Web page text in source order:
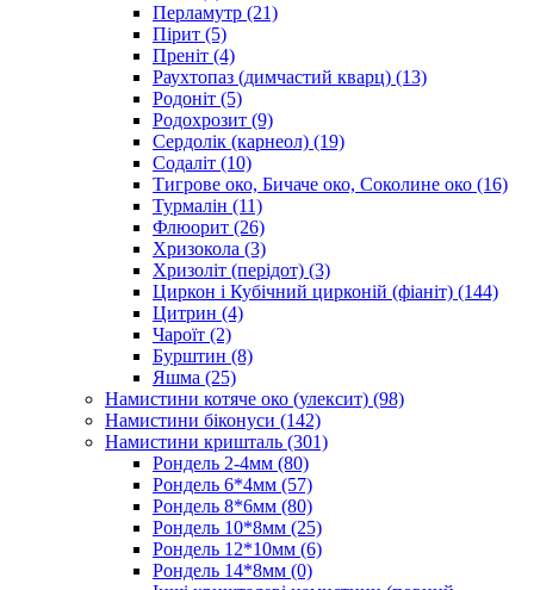
Перламутр (21)
Пірит (5)
Преніт (4)
Раухтопаз (димчастий кварц) (13)
Родоніт (5)
Родохрозит (9)
Сердолік (карнеол) (19)
Содаліт (10)
Тигрове око, Бичаче око, Соколине око (16)
Турмалін (11)
Флюорит (26)
Хризокола (3)
Хризоліт (перідот) (3)
Циркон і Кубічний цирконій (фіаніт) (144)
Цитрин (4)
Чароїт (2)
Бурштин (8)
Яшма (25)
Намистини котяче око (улексит) (98)
Намистини біконуси (142)
Намистини кришталь (301)
Рондель 2-4мм (80)
Рондель 6*4мм (57)
Рондель 8*6мм (80)
Рондель 10*8мм (25)
Рондель 12*10мм (6)
Рондель 14*8мм (0)